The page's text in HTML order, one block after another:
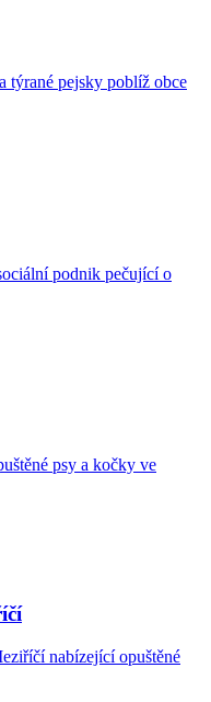
týrané pejsky poblíž obce
podnik pečující o
psy a kočky ve
nabízející opuštěné